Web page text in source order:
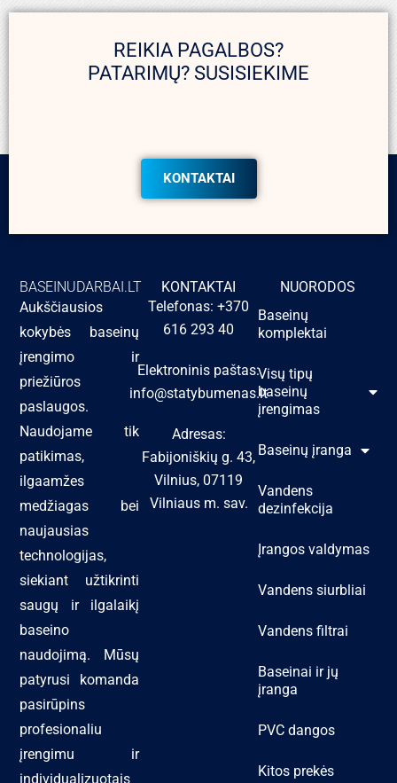
REIKIA PAGALBOS?
PATARIMŲ? SUSISIEKIME
KONTAKTAI
BASEINUDARBAI.LT
Aukščiausios
kokybės baseinų
įrengimo ir
priežiūros
paslaugos.
Naudojame tik
patikimas,
ilgaamžes
medžiagas bei
naujausias
technologijas,
siekiant užtikrinti
saugų ir ilgalaikį
baseino
naudojimą. Mūsų
patyrusi komanda
pasirūpins
profesionaliu
įrengimu ir
individualizuotais
KONTAKTAI
Telefonas: +370
616 293 40
Elektroninis paštas:
info@statybumenas.lt
Adresas:
Fabijoniškių g. 43,
Vilnius, 07119
Vilniaus m. sav.
NUORODOS
Baseinų
komplektai
Visų tipų
baseinų
įrengimas
Baseinų įranga
Vandens
dezinfekcija
Įrangos valdymas
Vandens siurbliai
Vandens filtrai
Baseinai ir jų
įranga
PVC dangos
Kitos prekės